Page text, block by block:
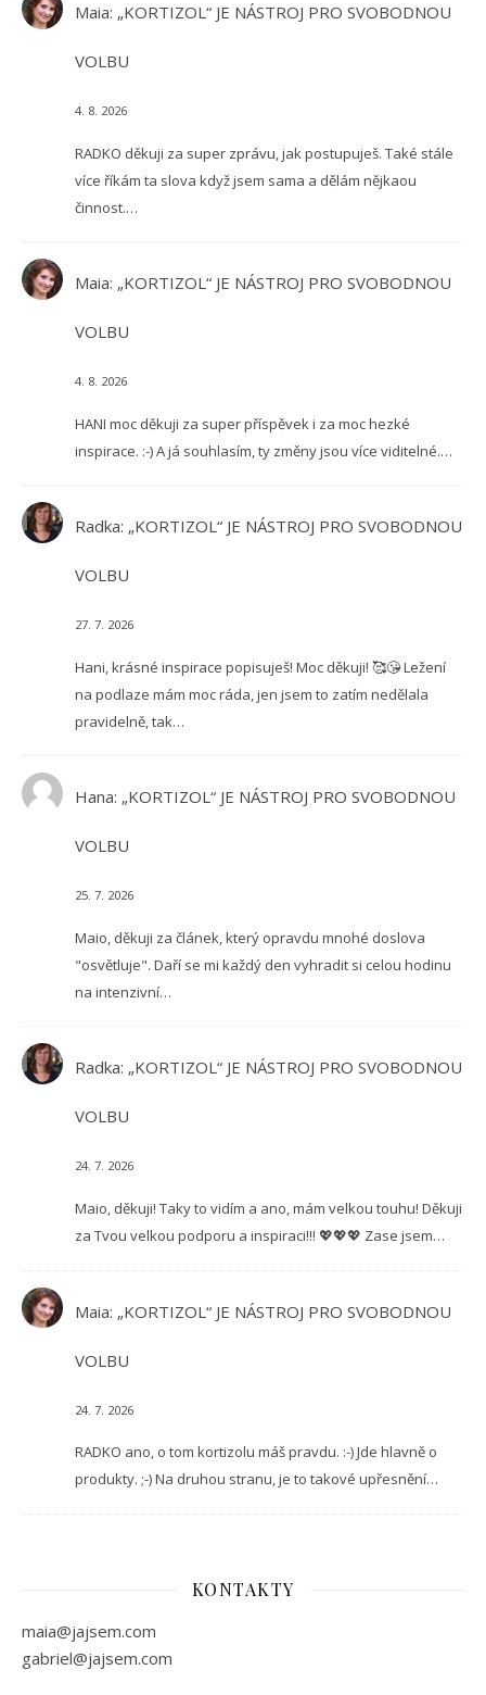
Maia: „KORTIZOL“ JE NÁSTROJ PRO SVOBODNOU
VOLBU
4. 8. 2026
RADKO děkuji za super zprávu, jak postupuješ. Také stále
více říkám ta slova když jsem sama a dělám nějkaou
činnost.…
Maia: „KORTIZOL“ JE NÁSTROJ PRO SVOBODNOU
VOLBU
4. 8. 2026
HANI moc děkuji za super příspěvek i za moc hezké
inspirace. :-) A já souhlasím, ty změny jsou více viditelné.…
Radka: „KORTIZOL“ JE NÁSTROJ PRO SVOBODNOU
VOLBU
27. 7. 2026
Hani, krásné inspirace popisuješ! Moc děkuji! 🥰😘 Ležení
na podlaze mám moc ráda, jen jsem to zatím nedělala
pravidelně, tak…
Hana: „KORTIZOL“ JE NÁSTROJ PRO SVOBODNOU
VOLBU
25. 7. 2026
Maio, děkuji za článek, který opravdu mnohé doslova
"osvětluje". Daří se mi každý den vyhradit si celou hodinu
na intenzivní…
Radka: „KORTIZOL“ JE NÁSTROJ PRO SVOBODNOU
VOLBU
24. 7. 2026
Maio, děkuji! Taky to vidím a ano, mám velkou touhu! Děkuji
za Tvou velkou podporu a inspiraci!!! 💖💖💖 Zase jsem…
Maia: „KORTIZOL“ JE NÁSTROJ PRO SVOBODNOU
VOLBU
24. 7. 2026
RADKO ano, o tom kortizolu máš pravdu. :-) Jde hlavně o
produkty. ;-) Na druhou stranu, je to takové upřesnění…
KONTAKTY
maia@jajsem.com
gabriel@jajsem.com